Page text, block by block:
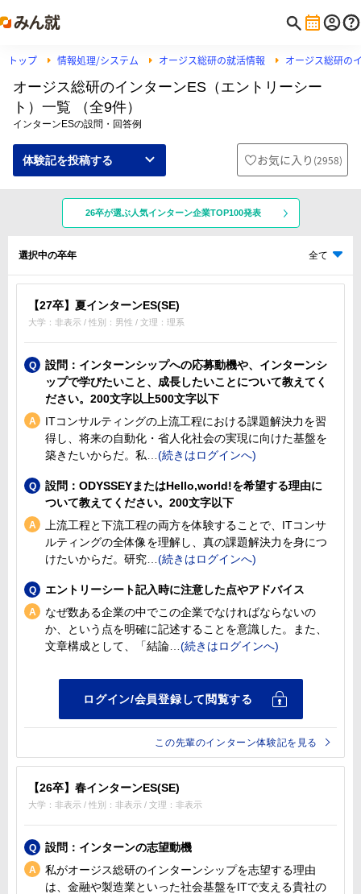
トップ 情報処理/システム オージス総研の就活情報 オージス総研の
オージス総研のインターンES（エントリーシー
ト）一覧 （全9件）
インターンESの設問・回答例
体験記を投稿する お気に入り (2958)
26卒が選ぶ人気インターン企業TOP100発表
選択中の卒年 全て
【27卒】夏インターンES(SE)
大学：非表示 / 性別：男性 / 文理：理系
設問：インターンシップへの応募動機や、インターンシ
ップで学びたいこと、成長したいことについて教えてく
ださい。200文字以上500文字以下
ITコンサルティングの上流工程における課題解決力を習
得し、将来の自動化・省人化社会の実現に向けた基盤を
築きたいからだ。私
設問：ODYSSEYまたはHello,world!を希望する理由に
ついて教えてください。200文字以下
上流工程と下流工程の両方を体験することで、ITコンサ
ルティングの全体像を理解し、真の課題解決力を身につ
けたいからだ。研究
エントリーシート記入時に注意した点やアドバイス
なぜ数ある企業の中でこの企業でなければならないの
か、という点を明確に記述することを意識した。また、
文章構成として、「結論
この先輩のインターン体験記を見る
【26卒】春インターンES(SE)
大学：非表示 / 性別：非表示 / 文理：非表示
設問：インターンの志望動機
私がオージス総研のインターンシップを志望する理由
は、金融や製造業といった社会基盤をITで支える貴社の